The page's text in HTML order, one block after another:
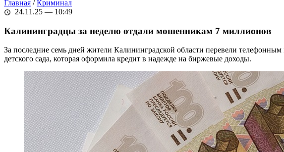
Главная /Криминал
schedule 24.11.25 — 10:49
Калининградцы за неделю отдали мошенникам 7 миллионов
За последние семь дней жители Калининградской области перевели
детского сада, которая оформила кредит в надежде на биржевые доходы.